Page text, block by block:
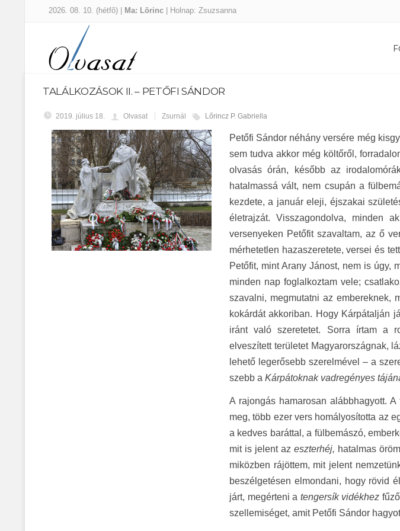
2026. 08. 10. (hétfõ) | Ma: Lörinc | Holnap: Zsuzsanna
TALÁLKOZÁSOK II. – PETŐFI SÁNDOR
2019. július 18. Olvasat Zsurnál Lőrincz P. Gabriella
Petőfi Sándor néhány versére még
sem tudva akkor még költőről,
olvasás órán, később az
hatalmassá vált, nem csupán a
kezdete, a január eleji, éjszakai
életrajzát. Visszagondolva, minden
versenyeken Petőfit szavaltam, az ő
mérhetetlen hazaszeretete, versei és
Petőfit, mint Arany Jánost, nem is úgy,
minden nap foglalkoztam vele;
szavalni, megmutatni az embereknek,
kokárdát akkoriban. Hogy Kárpátalján
iránt való szeretetet. Sorra írtam a
elveszített területet Magyarországnak,
lehető legerősebb szerelmével – a
szebb a Kárpátoknak vadregényes
A rajongás hamarosan alábbhagyott.
meg, több ezer vers homályosította az
a kedves baráttal, a fülbemászó,
mit is jelent azeszterhéj, hatalmas
miközben rájöttem, mit jelent
beszélgetésen elmondani, hogy rövid
járt, megérteni a tengersík vidékhez
szellemiséget, amit Petőfi Sándor